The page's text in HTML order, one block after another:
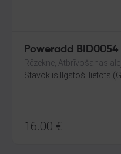
Poweradd BID0054
Rēzekne, Atbrīvošanas
Stāvoklis Ilgstoši lietots
16.00 €